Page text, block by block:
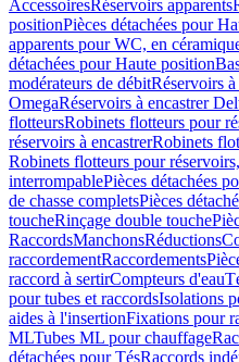
AccessoiresRéservoirs apparents
positionPièces détachées pour
apparents pour WC, en
détachées pour Haute position
modérateurs de débitRéservoirs à
OmegaRéservoirs à encastrer
flotteursRobinets flotteurs pour
réservoirs à encastrerRobinets
Robinets flotteurs pour
interrompablePièces détachées
de chasse completsPièces
toucheRinçage double touche
RaccordsManchonsRéductions
raccordementRaccordements
raccord à sertirCompteurs d'eau
pour tubes et raccordsIsolations
aides à l'insertionFixations pour
MLTubes ML pour chauffage
détachées pour TésRaccords